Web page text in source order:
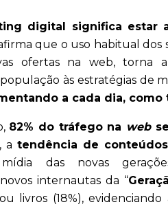
digital significa estar
que o uso habitual
ofertas na web, torna a
às estratégias de
a cada dia,
82% do tráfego na web
a tendência de
das novas
internautas da “
livros (18%),